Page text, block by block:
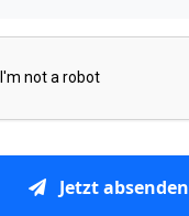
Jetzt absenden